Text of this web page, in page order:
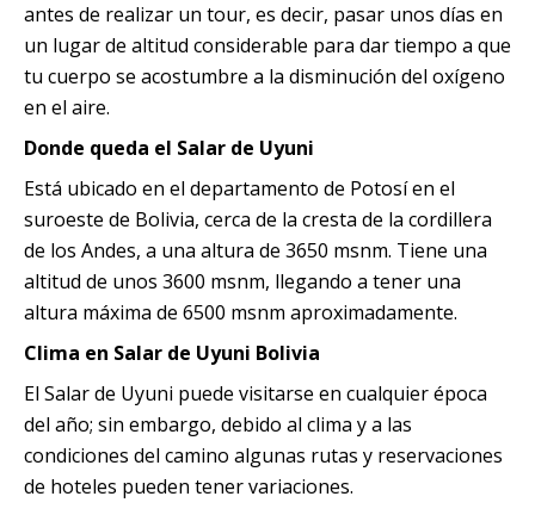
antes de realizar un tour, es decir, pasar unos días en
un lugar de altitud considerable para dar tiempo a que
tu cuerpo se acostumbre a la disminución del oxígeno
en el aire.
Donde queda el Salar de Uyuni
Está ubicado en el departamento de Potosí en el
suroeste de Bolivia, cerca de la cresta de la cordillera
de los Andes, a una altura de 3650 msnm. Tiene una
altitud de unos 3600 msnm, llegando a tener una
altura máxima de 6500 msnm aproximadamente.
Clima en Salar de Uyuni Bolivia
El Salar de Uyuni puede visitarse en cualquier época
del año; sin embargo, debido al clima y a las
condiciones del camino algunas rutas y reservaciones
de hoteles pueden tener variaciones.